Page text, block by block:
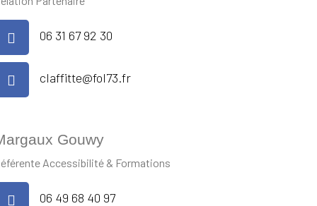
06 31 67 92 30
claffitte@fol73.fr
Gouwy
Accessibilité & Formations
06 49 68 40 97